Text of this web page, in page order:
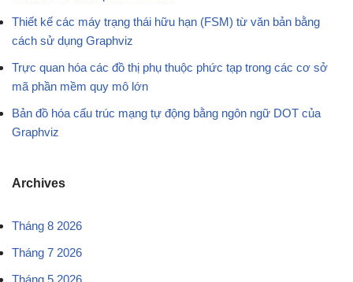
Thiết kế các máy trạng thái hữu hạn (FSM) từ văn bản bằng
cách sử dụng Graphviz
Trực quan hóa các đồ thị phụ thuộc phức tạp trong các cơ sở
mã phần mềm quy mô lớn
Bản đồ hóa cấu trúc mạng tự động bằng ngôn ngữ DOT của
Graphviz
Archives
Tháng 8 2026
Tháng 7 2026
Tháng 5 2026